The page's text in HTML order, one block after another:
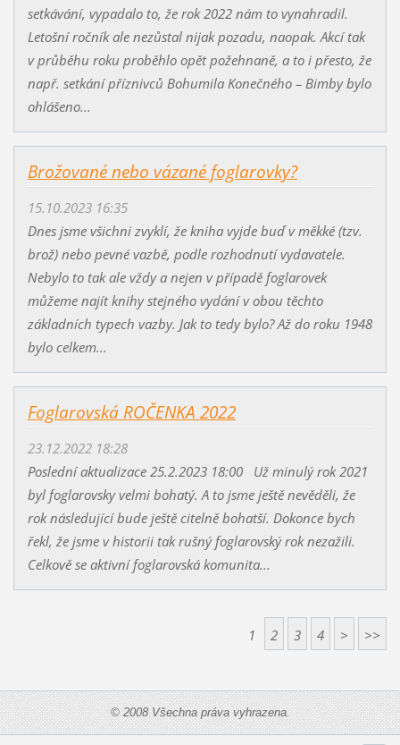
setkávání, vypadalo to, že rok 2022 nám to vynahradil.
Letošní ročník ale nezůstal nijak pozadu, naopak. Akcí tak
v průběhu roku proběhlo opět požehnaně, a to i přesto, že
např. setkání příznivců Bohumila Konečného – Bimby bylo
ohlášeno...
Brožované nebo vázané foglarovky?
15.10.2023 16:35
Dnes jsme všichni zvyklí, že kniha vyjde buď v měkké (tzv.
brož) nebo pevné vazbě, podle rozhodnutí vydavatele.
Nebylo to tak ale vždy a nejen v případě foglarovek
můžeme najít knihy stejného vydání v obou těchto
základních typech vazby. Jak to tedy bylo? Až do roku 1948
bylo celkem...
Foglarovská ROČENKA 2022
23.12.2022 18:28
Poslední aktualizace 25.2.2023 18:00 Už minulý rok 2021
byl foglarovsky velmi bohatý. A to jsme ještě nevěděli, že
rok následující bude ještě citelně bohatší. Dokonce bych
řekl, že jsme v historii tak rušný foglarovský rok nezažili.
Celkově se aktivní foglarovská komunita...
1 2 3 4 > >>
© 2008 Všechna práva vyhrazena.